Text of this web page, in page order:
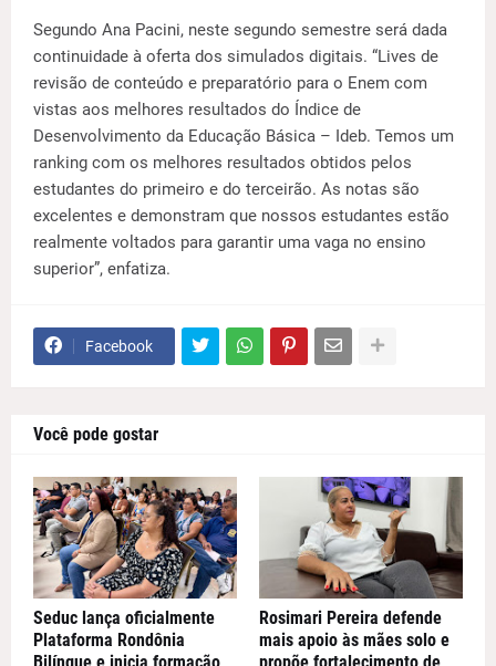
Segundo Ana Pacini, neste segundo semestre será dada
continuidade à oferta dos simulados digitais. “Lives de
revisão de conteúdo e preparatório para o Enem com
vistas aos melhores resultados do Índice de
Desenvolvimento da Educação Básica – Ideb. Temos um
ranking com os melhores resultados obtidos pelos
estudantes do primeiro e do terceirão. As notas são
excelentes e demonstram que nossos estudantes estão
realmente voltados para garantir uma vaga no ensino
superior”, enfatiza.
Facebook
Você pode gostar
Seduc lança oficialmente
Plataforma Rondônia
Bilíngue e inicia formação
Rosimari Pereira defende
mais apoio às mães solo e
propõe fortalecimento de